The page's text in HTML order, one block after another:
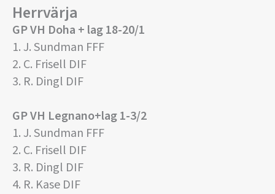
Herrvärja
GP VH Doha + lag 18-20/1
1. J. Sundman FFF
2. C. Frisell DIF
3. R. Dingl DIF
GP VH Legnano+lag 1-3/2
1. J. Sundman FFF
2. C. Frisell DIF
3. R. Dingl DIF
4. R. Kase DIF